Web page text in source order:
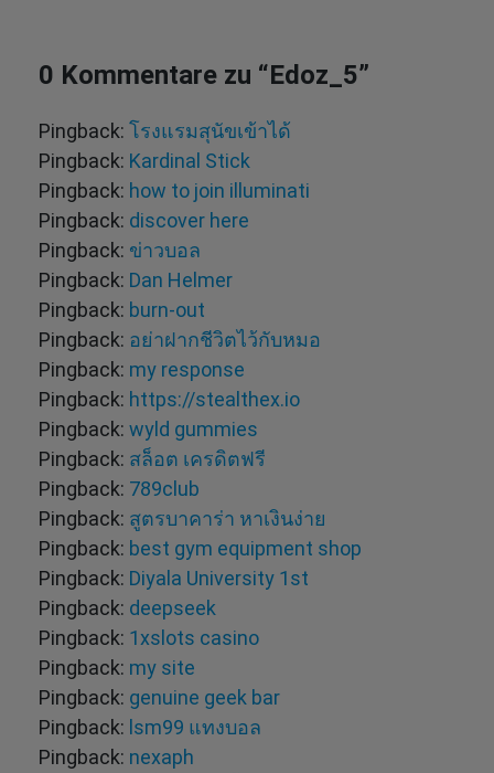
0 Kommentare zu “Edoz_5”
Pingback: โรงแรมสุนัขเข้าได้
Pingback: Kardinal Stick
Pingback: how to join illuminati
Pingback: discover here
Pingback: ข่าวบอล
Pingback: Dan Helmer
Pingback: burn-out
Pingback: อย่าฝากชีวิตไว้กับหมอ
Pingback: my response
Pingback: https://stealthex.io
Pingback: wyld gummies
Pingback: สล็อต เครดิตฟรี
Pingback: 789club
Pingback: สูตรบาคาร่า หาเงินง่าย
Pingback: best gym equipment shop
Pingback: Diyala University 1st
Pingback: deepseek
Pingback: 1xslots casino
Pingback: my site
Pingback: genuine geek bar
Pingback: lsm99 แทงบอล
Pingback: nexaph